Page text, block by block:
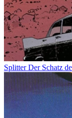
SplitterDer Schatz